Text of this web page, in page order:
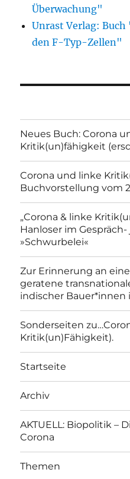
Überwachung"
Unrast Verlag:
den F-Typ-Zellen"
Neues Buch: Corona
Kritik(un)fähigkeit
Corona und linke
Buchvorstellung vom
„Corona & linke
Hanloser im
»Schwurbelei«
Zur Erinnerung an
geratene
indischer Bauer*innen
Sonderseiten
Kritik(un)Fähigkeit).
Startseite
Archiv
AKTUELL: Biopolitik –
Corona
Themen